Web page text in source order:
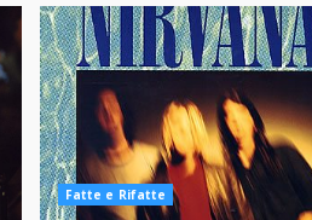
Fatte e Rifatte